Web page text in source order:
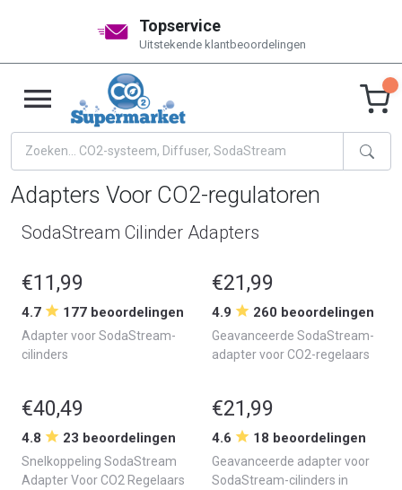
Topservice
Uitstekende klantbeoordelingen
Adapters Voor CO2-regulatoren
SodaStream Cilinder Adapters
€11,99
4.7 177 beoordelingen
Adapter voor SodaStream-
cilinders
€21,99
4.9 260 beoordelingen
Geavanceerde SodaStream-
adapter voor CO2-regelaars
€40,49
4.8 23 beoordelingen
Snelkoppeling SodaStream
Adapter Voor CO2 Regelaars
€21,99
4.6 18 beoordelingen
Geavanceerde adapter voor
SodaStream-cilinders in